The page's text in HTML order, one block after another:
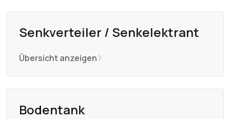
Senkverteiler / Senkelektrant
Übersicht anzeigen
Bodentank